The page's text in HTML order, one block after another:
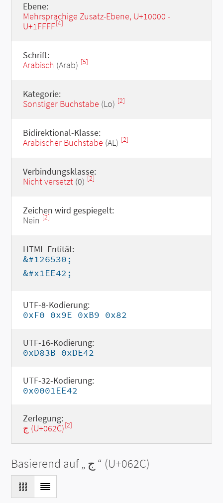
Ebene:
Mehrsprachige Zusatz-Ebene, U+10000 -
U+1FFFF[4]
Schrift:
Arabisch (Arab) [5]
Kategorie:
Sonstiger Buchstabe (Lo) [2]
Bidirektional-Klasse:
Arabischer Buchstabe (AL) [2]
Verbindungsklasse:
Nicht versetzt(0) [2]
Zeichen wird gespiegelt:
Nein [2]
HTML-Entität:
&#126530;
&#x1EE42;
UTF-8-Kodierung:
0xF0 0x9E 0xB9 0x82
UTF-16-Kodierung:
0xD83B 0xDE42
UTF-32-Kodierung:
0x0001EE42
Zerlegung:
ج (U+062C)[2]
Basierend auf „ج “ (U+062C)